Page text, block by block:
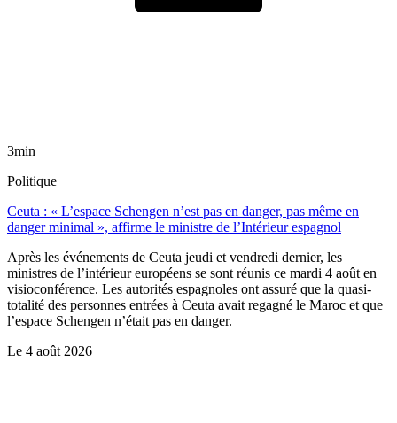
3min
Politique
Ceuta : « L’espace Schengen n’est pas en danger, pas même en
danger minimal », affirme le ministre de l’Intérieur espagnol
Après les événements de Ceuta jeudi et vendredi dernier, les
ministres de l’intérieur européens se sont réunis ce mardi 4 août en
visioconférence. Les autorités espagnoles ont assuré que la quasi-
totalité des personnes entrées à Ceuta avait regagné le Maroc et que
l’espace Schengen n’était pas en danger.
Le 4 août 2026